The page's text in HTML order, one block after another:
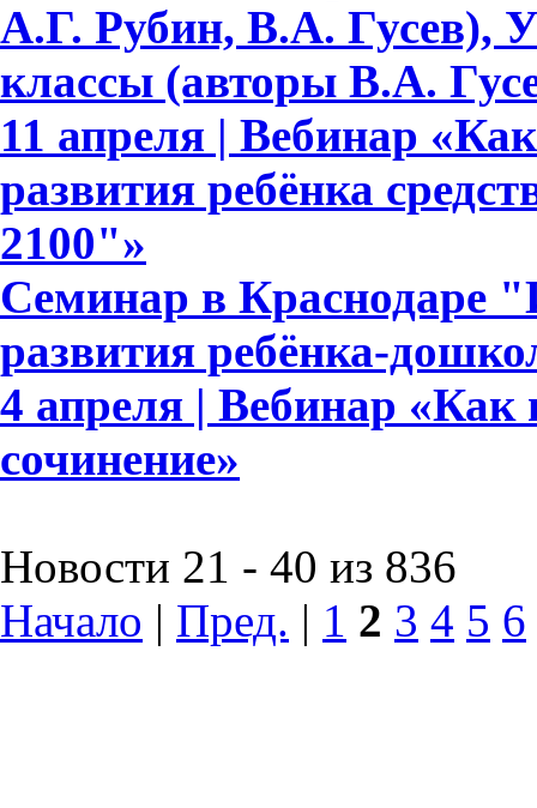
А.Г. Рубин, В.А. Гусев),
классы (авторы В.А.
11 апреля | Вебинар
развития ребёнка
2100"»
Семинар в Краснодаре
развития ребёнка-
4 апреля | Вебинар «Как
сочинение»
Новости 21 - 40 из 836
Начало | Пред. | 1 2 3 4 5 6